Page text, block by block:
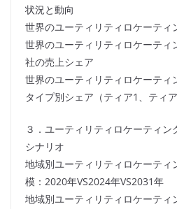
状況と動向
世界のユーティリティロケーティ
世界のユーティリティロケーティ
社の売上シェア
世界のユーティリティロケーティ
タイプ別シェア（ティア1、ティ
３．ユーティリティロケーティ
シナリオ
地域別ユーティリティロケーティ
模：2020年VS2024年VS2031年
地域別ユーティリティロケーティ